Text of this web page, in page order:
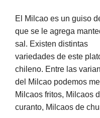
El Milcao es un guiso
que se le agrega
sal. Existen distintas
variedades de este
chileno. Entre las
del Milcao podemos
Milcaos fritos, Milcaos
curanto, Milcaos de